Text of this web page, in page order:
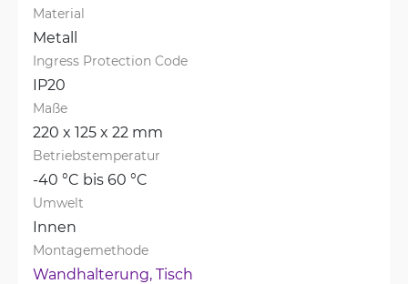
Material
Metall
Ingress Protection Code
IP20
Maße
220 x 125 x 22 mm
Betriebstemperatur
-40 °C bis 60 °C
Umwelt
Innen
Montagemethode
Wandhalterung, Tisch